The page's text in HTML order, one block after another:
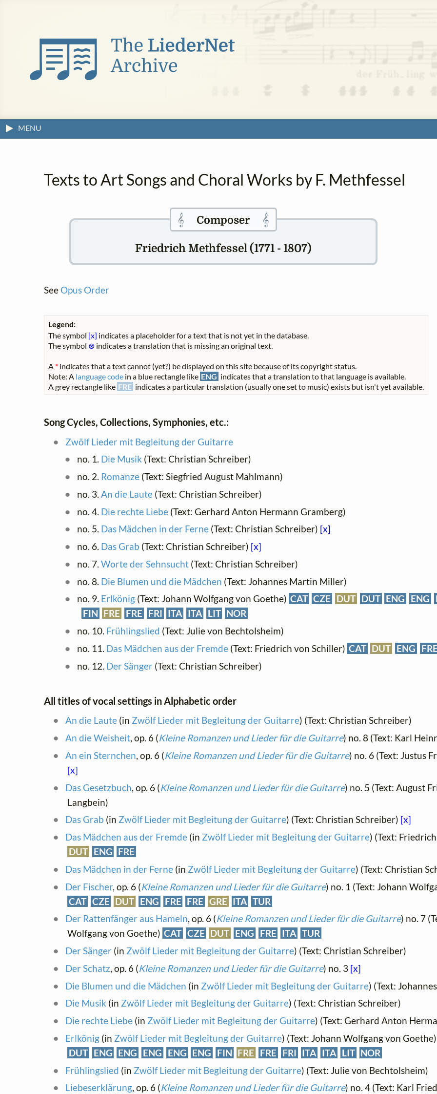
MENU
Texts to Art Songs and Choral Works by F. Methfessel
𝄞 Composer 𝄞
Friedrich Methfessel (1771 - 1807)
See Opus Order
Legend:
The symbol [x] indicates a placeholder for a text that is not yet in the database.
The symbol ⊗ indicates a translation that is missing an original text.
A * indicates that a text cannot (yet?) be displayed on this site because of its copyright status.
Note: A language code in a blue rectangle like ENG indicates that a translation to that language is available.
A grey rectangle like FRE indicates a particular translation (usually one set to music) exists but isn't yet available.
Song Cycles, Collections, Symphonies, etc.:
Zwölf Lieder mit Begleitung der Guitarre
no. 1. Die Musik (Text: Christian Schreiber)
no. 2. Romanze(Text: Siegfried August Mahlmann)
no. 3. An die Laute(Text: Christian Schreiber)
no. 4. Die rechte Liebe(Text: Gerhard Anton Hermann Gramberg)
no. 5. Das Mädchen in der Ferne(Text: Christian Schreiber) [x]
no. 6. Das Grab (Text: Christian Schreiber) [x]
no. 7. Worte der Sehnsucht(Text: Christian Schreiber)
no. 8. Die Blumen und die Mädchen (Text: Johannes Martin Miller)
no. 9. Erlkönig(Text: Johann Wolfgang von Goethe) CAT CZE DUT DUT ENG ENG
FIN FRE FRE FRI ITA ITA LIT NOR
no. 10. Frühlingslied (Text: Julie von Bechtolsheim)
no. 11. Das Mädchen aus der Fremde(Text: Friedrich von Schiller) CAT DUT ENG
FRE
no. 12. Der Sänger (Text: Christian Schreiber)
All titles of vocal settings in Alphabetic order
An die Laute(in Zwölf Lieder mit Begleitung der Guitarre) (Text: Christian Schreiber)
An die Weisheit, op. 6 (Kleine Romanzen und Lieder für die Guitarre) no. 8 (Text: Karl
An ein Sternchen, op. 6 (Kleine Romanzen und Lieder für die Guitarre) no. 6 (Text: Justus
[x]
Das Gesetzbuch, op. 6 (Kleine Romanzen und Lieder für die Guitarre) no. 5 (Text: August
Langbein)
Das Grab (in Zwölf Lieder mit Begleitung der Guitarre) (Text: Christian Schreiber) [x]
Das Mädchen aus der Fremde(in Zwölf Lieder mit Begleitung der Guitarre) (Text:
DUT ENG FRE
Das Mädchen in der Ferne(in Zwölf Lieder mit Begleitung der Guitarre) (Text: Christian
Der Fischer, op. 6 (Kleine Romanzen und Lieder für die Guitarre) no. 1 (Text: Johann
CAT CZE DUT ENG FRE FRE GRE ITA TUR
Der Rattenfänger aus Hameln, op. 6 (Kleine Romanzen und Lieder für die Guitarre) no. 7
Wolfgang von Goethe) CAT CZE DUT ENG FRE ITA TUR
Der Sänger (in Zwölf Lieder mit Begleitung der Guitarre) (Text: Christian Schreiber)
Der Schatz, op. 6 (Kleine Romanzen und Lieder für die Guitarre) no. 3 [x]
Die Blumen und die Mädchen (in Zwölf Lieder mit Begleitung der Guitarre) (Text:
Die Musik (in Zwölf Lieder mit Begleitung der Guitarre) (Text: Christian Schreiber)
Die rechte Liebe(in Zwölf Lieder mit Begleitung der Guitarre) (Text: Gerhard Anton
Erlkönig(in Zwölf Lieder mit Begleitung der Guitarre) (Text: Johann Wolfgang von Goethe)
DUT ENG ENG ENG ENG ENG FIN FRE FRE FRI ITA ITA LIT NOR
Frühlingslied (in Zwölf Lieder mit Begleitung der Guitarre) (Text: Julie von Bechtolsheim)
Liebeserklärung, op. 6 (Kleine Romanzen und Lieder für die Guitarre) no. 4 (Text: Karl